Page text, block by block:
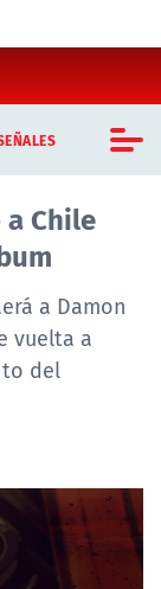
Chile
a Damon
vuelta a
del